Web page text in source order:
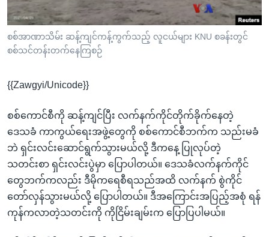
ကြည့်
ရန်
ရှာဖွေ
သို့
ကျော်
ဘာသာစကားများ
စစ်အာဏာသိမ်း ဆန့်ကျင်ကန့်ကွက်သည့် လူငယ်များ KNU စခန်းတွင်
စစ်သင်တန်းတက်နေကြစဉ်
{{Zawgyi/Unicode}}
စစ်ကောင်စီကို ဆန့်ကျင်ပြီး လက်နက်ကိုင်တိုက်ခိုက်နေတဲ့
ဒေသခံ ကာကွယ်ရေးအဖွဲ့တွေကို စစ်ကောင်စီဘက်က သည်းမခံ
ဘဲ ရှင်းလင်းဆောင်ရွက်သွားမယ်လို့ ဒီကနေ့ ပြုလုပ်တဲ့
သတင်းစာ ရှင်းလင်းပွဲမှာ ပြောပါတယ်။ ဒေသခံလက်နက်ကိုင်
တွေဘက်ကလည်း ဒီမိုကရေစီရသည်အထိ လက်နက် စွဲကိုင်
တော်လှန်သွားမယ်လို့ ပြောပါတယ်။ ဒီအကြောင်းအပြည့်အစုံ ရန်
ကုန်ကလာတဲ့သတင်းကို ကိုငြိမ်းချမ်းက ပြောပြပါမယ်။